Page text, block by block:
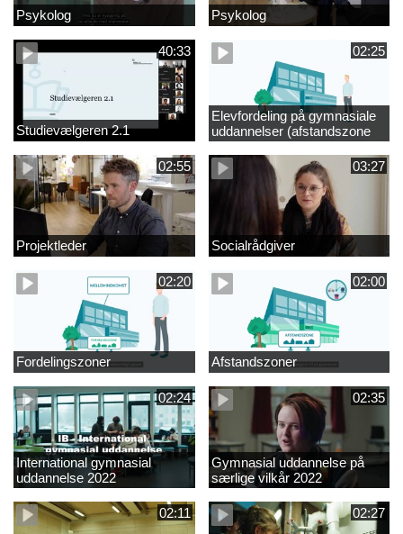
Psykolog Psykolog
40:33
Studievælgeren 2.1
02:25
Elevfordeling på gymnasiale
uddannelser (afstandszone
redigeret)
02:55
Projektleder
03:27
Socialrådgiver
02:20
Fordelingszoner
02:00
Afstandszoner
02:24
International gymnasial
uddannelse 2022
02:35
Gymnasial uddannelse på
særlige vilkår 2022
02:11 02:27